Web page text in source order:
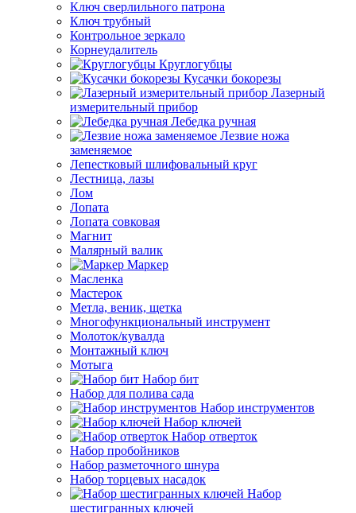
Ключ сверлильного патрона
Ключ трубный
Контрольное зеркало
Корнеудалитель
Круглогубцы
Кусачки бокорезы
Лазерный
измерительный прибор
Лебедка ручная
Лезвие ножа
заменяемое
Лепестковый шлифовальный круг
Лестница, лазы
Лом
Лопата
Лопата совковая
Магнит
Малярный валик
Маркер
Масленка
Мастерок
Метла, веник, щетка
Многофункциональный инструмент
Молоток/кувалда
Монтажный ключ
Мотыга
Набор бит
Набор для полива сада
Набор инструментов
Набор ключей
Набор отверток
Набор пробойников
Набор разметочного шнура
Набор торцевых насадок
Набор
шестигранных ключей